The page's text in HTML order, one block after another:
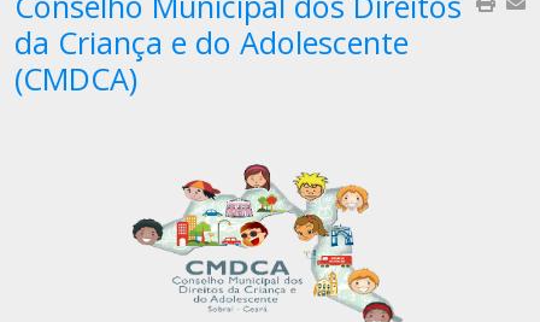
da Criança e do Adolescente
(CMDCA)